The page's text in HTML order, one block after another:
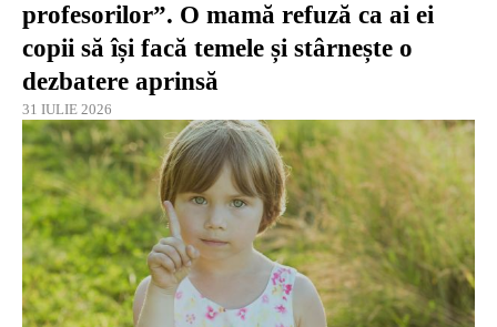
profesorilor”. O mamă refuză ca ai ei
copii să își facă temele și stârnește o
dezbatere aprinsă
31 IULIE 2026